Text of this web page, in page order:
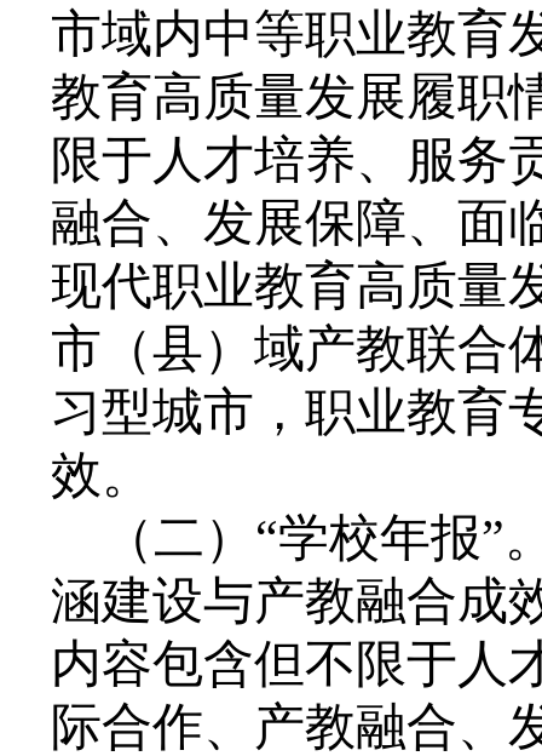
市域内中等职业教育
教育高质量发展履职
限于人才培养、服务
融合、发展保障、面
现代职业教育高质量
市（县）域产教联合
习型城市，职业教育
效。
（二） “学校年报”
涵建设与产教融合成
内容包含但不限于人
际合作、产教融合、